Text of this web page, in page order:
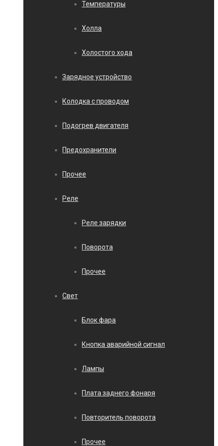
Температуры
Холла
Холостого хода
Зарядное устройство
Колодка с проводом
Подогрев двигателя
Предохранители
Прочее
Реле
Реле зарядки
Поворота
Прочее
Свет
Блок фара
Кнопка аварийной сигнал
Лампы
Плата заднего фонаря
Повторитель поворота
Прочее